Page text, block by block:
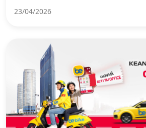
23/04/2026